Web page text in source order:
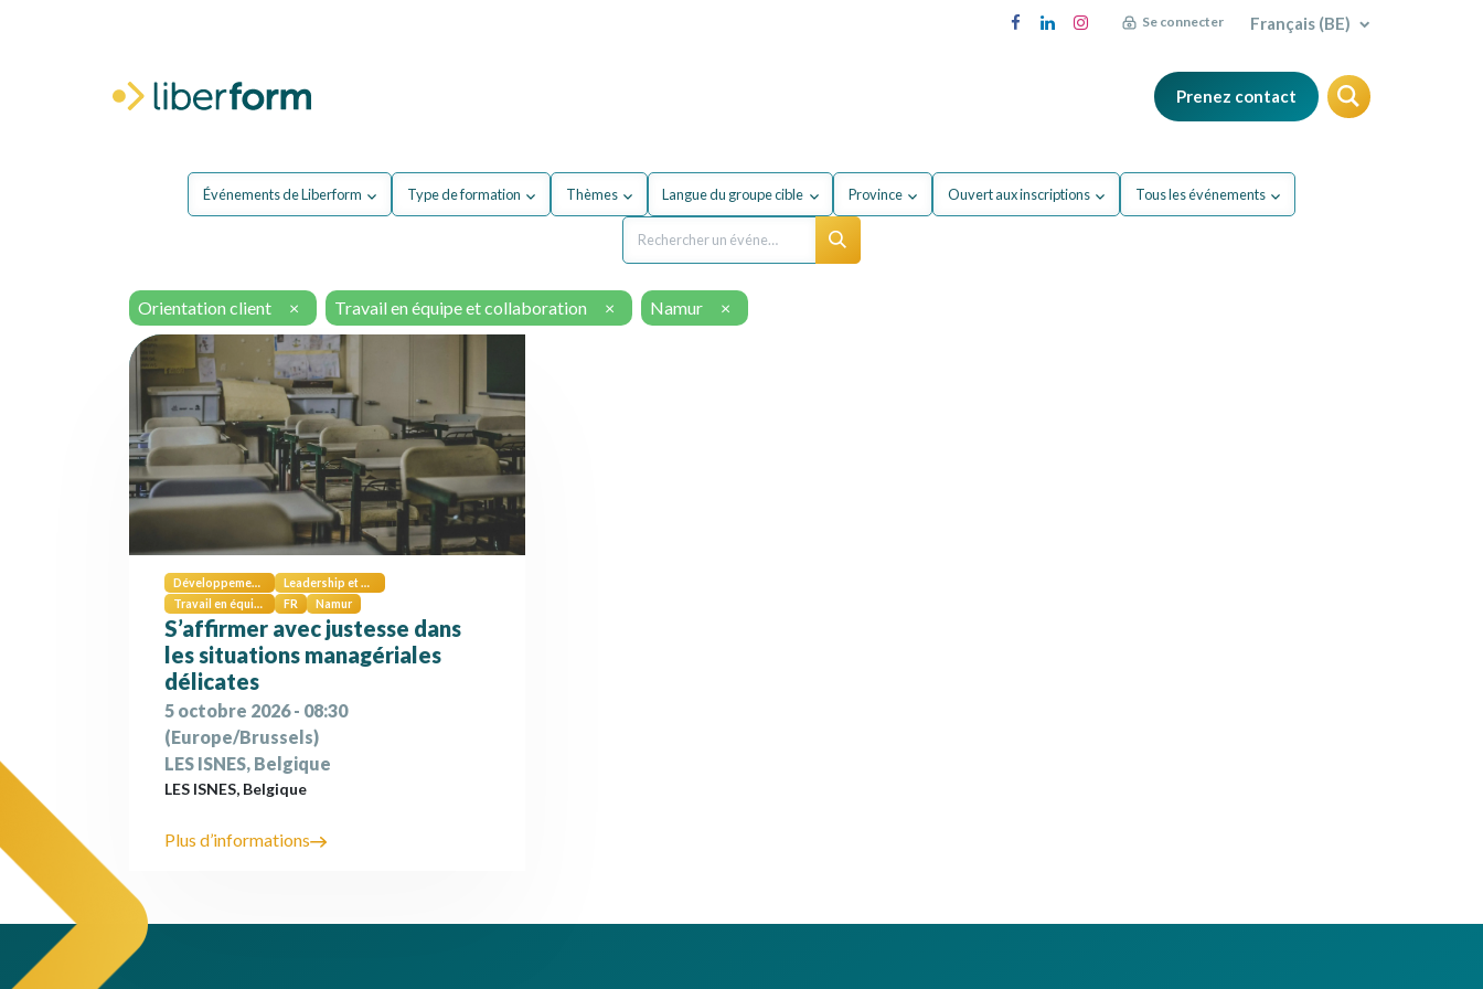
Se connecter Français (BE)
Prenez contact
Événements de Liberform Type de formation Thèmes Langue du groupe cible Province Ouvert aux inscriptions Tous les événements
Orientation client × Travail en équipe et collaboration × Namur ×
Développement personnel
Leadership et management
Travail en équipe et collaboration
FR Namur
S’affirmer avec justesse dans
les situations managériales
délicates
5 octobre 2026- 08:30
(Europe/Brussels)
LES ISNES, Belgique
LES ISNES, Belgique
Plus d’informations